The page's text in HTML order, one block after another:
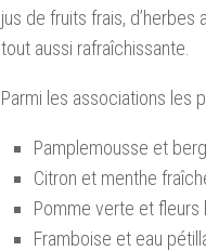
jus de fruits frais,
tout aussi rafraîchissante.
Parmi les associations les
Pamplemousse et
Citron et menthe
Pomme verte et fleurs
Framboise et eau